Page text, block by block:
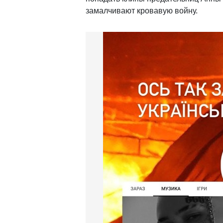
замалчивают кровавую войну.